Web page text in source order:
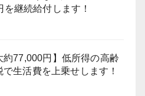
を継続給付します！
約77,000円】低所得の高齢
生活費を上乗せします！